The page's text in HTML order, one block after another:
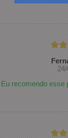
Eu recomendo esse